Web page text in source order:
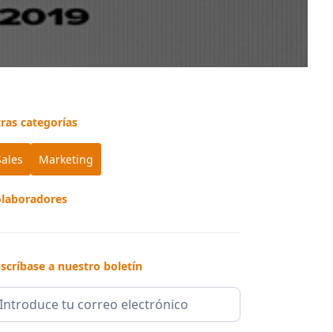
categorías
Marketing
a nuestro boletín